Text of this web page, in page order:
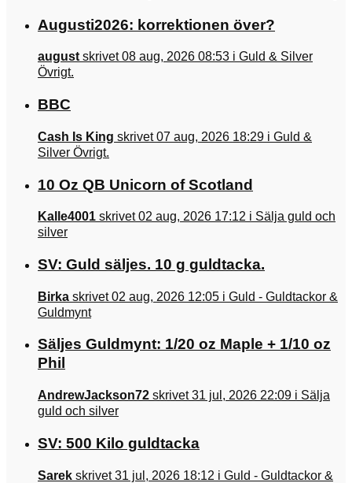
Augusti2026: korrektionen över?
augustskrivet 08 aug, 2026 08:53 i Guld & Silver
Övrigt.
BBC
Cash Is King skrivet 07 aug, 2026 18:29 i Guld &
Silver Övrigt.
10 Oz QB Unicorn of Scotland
Kalle4001 skrivet 02 aug, 2026 17:12 i Sälja guld och
silver
SV: Guld säljes. 10 g guldtacka.
Birka skrivet 02 aug, 2026 12:05 i Guld - Guldtackor &
Guldmynt
Säljes Guldmynt: 1/20 oz Maple + 1/10 oz
Phil
AndrewJackson72 skrivet 31 jul, 2026 22:09 i Sälja
guld och silver
SV: 500 Kilo guldtacka
Sarek skrivet 31 jul, 2026 18:12 i Guld - Guldtackor &